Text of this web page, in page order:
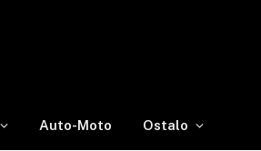
Auto-Moto Ostalo